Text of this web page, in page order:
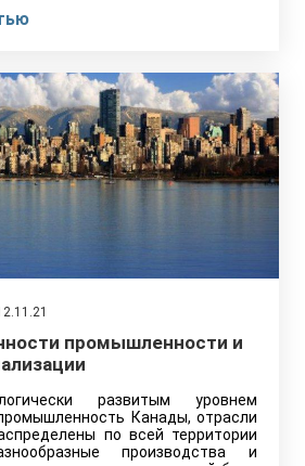
промышленности и
развитым уровнем
Канады, отрасли
по всей территории
производства и